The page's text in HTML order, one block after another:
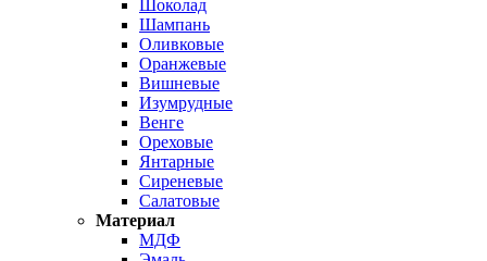
Шоколад
Шампань
Оливковые
Оранжевые
Вишневые
Изумрудные
Венге
Ореховые
Янтарные
Сиреневые
Салатовые
Материал
МДФ